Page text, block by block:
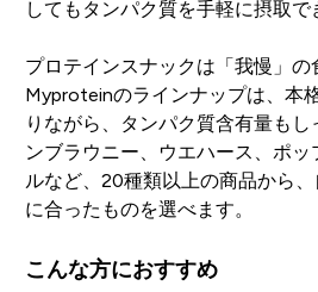
してもタンパク質を手軽に摂取で
プロテインスナックは「我慢」の
Myproteinのラインナップは、本
りながら、タンパク質含有量もし
ンブラウニー、ウエハース、ポッ
ルなど、20種類以上の商品から
に合ったものを選べます。
こんな方におすすめ